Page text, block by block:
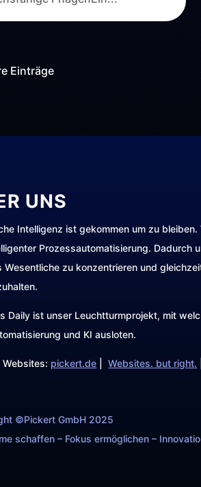
Einträge
UNS
Intelligenz ist gekommen um zu
Prozessautomatisierung. Dadurch
Wesentliche zu konzentrieren und
Daily ist unser Leuchtturmprojekt, mit
und KI ausloten.
Websites: pickert.de |Websites. but right.
©Pickert GmbH 2025
schaffen – Fokus ermöglichen –